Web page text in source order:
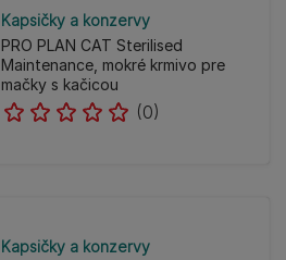
Kapsičky a konzervy
PRO PLAN CAT Sterilised
Maintenance, mokré krmivo pre
mačky s kačicou
(0)
Kapsičky a konzervy